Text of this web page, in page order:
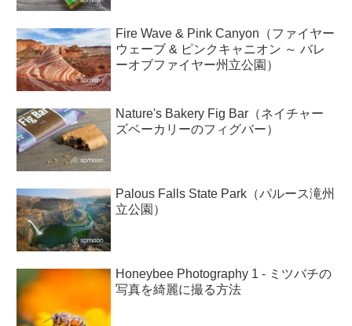
Fire Wave & Pink Canyon（ファイヤー
ウェーブ & ピンクキャニオン ～ バレ
ーオブファイヤー州立公園）
Nature's Bakery Fig Bar（ネイチャー
ズベーカリーのフィグバー）
Palous Falls State Park（パルース滝州
立公園）
Honeybee Photography 1 - ミツバチの
写真を綺麗に撮る方法